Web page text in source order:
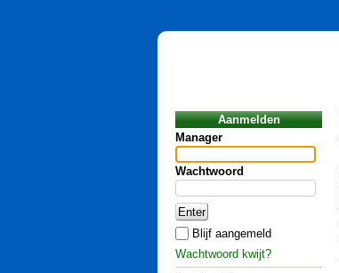
Aanmelden
Manager
Wachtwoord
Blijf aangemeld
Wachtwoord kwijt?